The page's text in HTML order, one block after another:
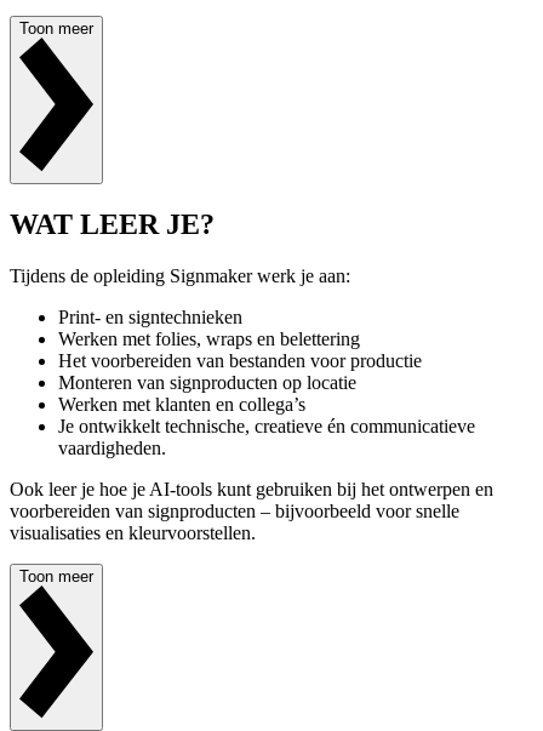
Toon meer
WAT LEER JE?
Tijdens de opleiding Signmaker werk je aan:
Print- en signtechnieken
Werken met folies, wraps en belettering
Het voorbereiden van bestanden voor productie
Monteren van signproducten op locatie
Werken met klanten en collega’s
Je ontwikkelt technische, creatieve én communicatieve
vaardigheden.
Ook leer je hoe je AI-tools kunt gebruiken bij het ontwerpen en
voorbereiden van signproducten – bijvoorbeeld voor snelle
visualisaties en kleurvoorstellen.
Toon meer